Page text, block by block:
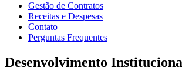
Gestão de Contratos
Receitas e Despesas
Contato
Perguntas Frequentes
Desenvolvimento